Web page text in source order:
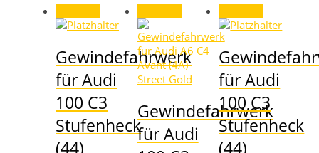
Gewindefahrwerk
für Audi
100 C3
Stufenheck
(44)
Gewindefahrwerk
für Audi
für Audi
100 C3
Stufenheck
(44)